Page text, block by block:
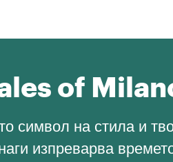
of
символ на стила и
изпреварва